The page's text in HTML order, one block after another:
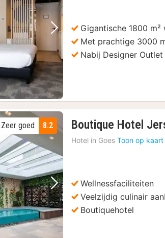
Volgende foto
Gigantische 1800 m²
Met prachtige 3000
Nabij Designer
Volgende foto
8.2
Zeer goed Boutique Hotel
Hotel in Goes Toon op kaart
Wellnessfaciliteiten
Veelzijdig culinair
Boutiquehotel
(2)